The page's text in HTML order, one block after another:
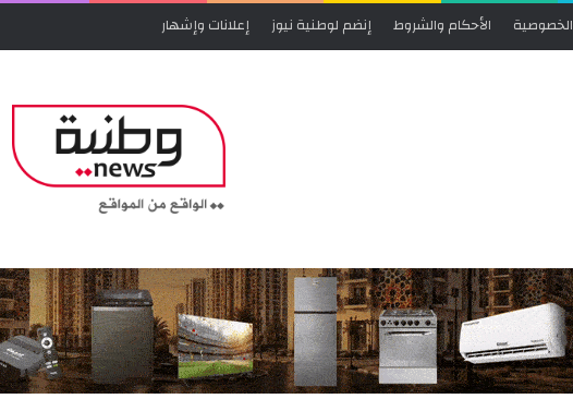
الخصوصية الأحكام والشروط إنضم لوطنية نيوز إعلانات وإشهار